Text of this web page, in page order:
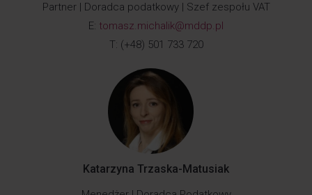
Partner | Doradca podatkowy | Szef zespołu VAT
E: tomasz.michalik@mddp.pl
T: (+48) 501 733 720
Katarzyna Trzaska-Matusiak